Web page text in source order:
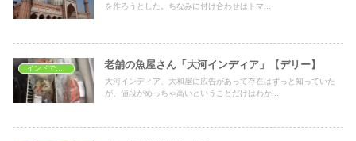
を作ろうとした。ちなみに付け合わせはトマ...
老舗の魚屋さん「大河インディア」【デリー】
大河インディア、大和屋に広告があって存在はずっと知っていた
が、値段がめっちゃ高いということだけはわか...